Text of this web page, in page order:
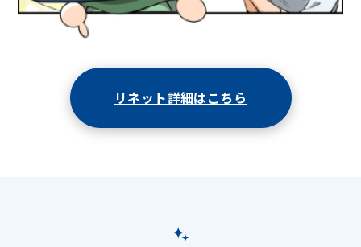
リネット詳細はこちら